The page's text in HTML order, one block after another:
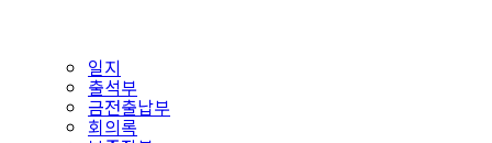
일지
출석부
금전출납부
회의록